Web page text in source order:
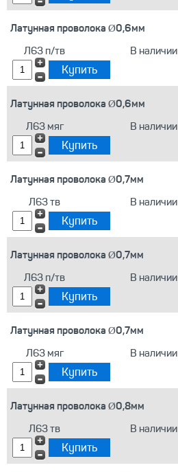
Латунная проволока Ø0,6мм
Л63 п/тв
В наличии
Латунная проволока Ø0,6мм
Л63 мяг
В наличии
Латунная проволока Ø0,7мм
Л63 тв
В наличии
Латунная проволока Ø0,7мм
Л63 п/тв
В наличии
Латунная проволока Ø0,7мм
Л63 мяг
В наличии
Латунная проволока Ø0,8мм
Л63 тв
В наличии